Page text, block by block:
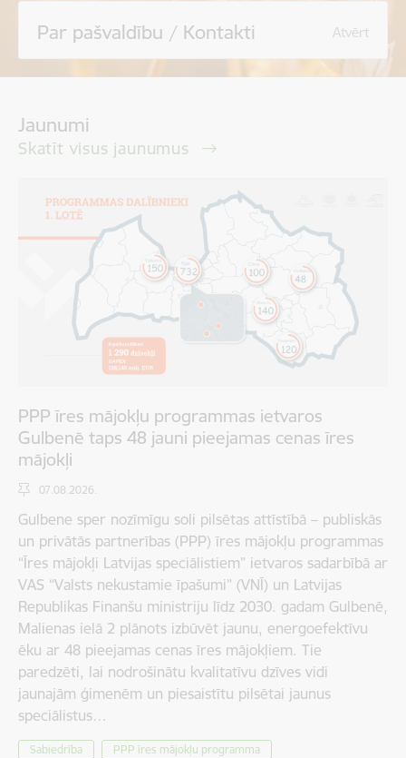
Par pašvaldību / Kontakti Atvērt
Jaunumi
Skatīt visus jaunumus
PPP īres mājokļu programmas ietvaros
Gulbenē taps 48 jauni pieejamas cenas īres
mājokļi
07.08.2026.
Gulbene sper nozīmīgu soli pilsētas attīstībā – publiskās
un privātās partnerības (PPP) īres mājokļu programmas
“Īres mājokļi Latvijas speciālistiem” ietvaros sadarbībā ar
VAS “Valsts nekustamie īpašumi” (VNĪ) un Latvijas
Republikas Finanšu ministriju līdz 2030. gadam Gulbenē,
Malienas ielā 2 plānots izbūvēt jaunu, energoefektīvu
ēku ar 48 pieejamas cenas īres mājokļiem. Tie
paredzēti, lai nodrošinātu kvalitatīvu dzīves vidi
jaunajām ģimenēm un piesaistītu pilsētai jaunus
speciālistus…
Sabiedrība PPP īres mājokļu programma